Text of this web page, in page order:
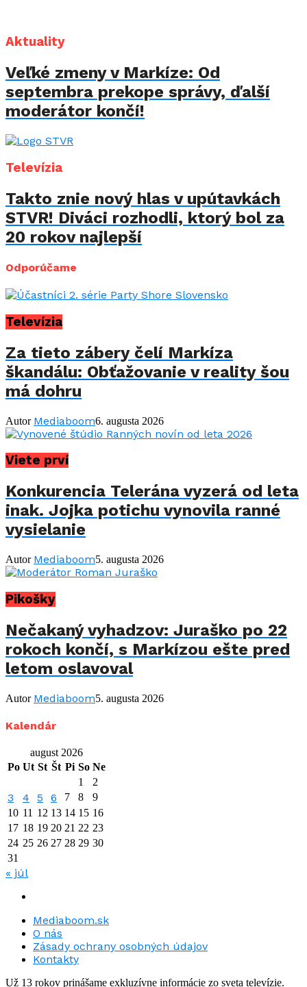
Aktuality
Veľké zmeny v Markíze: Od
septembra prekope správy, ďalší
moderátor končí!
Televízia
Takto znie nový hlas v upútavkách
STVR! Diváci rozhodli, ktorý bol za
20 rokov najlepší
Odporúčame
Televízia
Za tieto zábery čelí Markíza
škandálu: Obťažovanie v reality šou
má dohru
Autor Mediaboom6. augusta 2026
Viete prví
Konkurencia Telerána vyzerá od leta
inak. Jojka potichu vynovila ranné
vysielanie
Autor Mediaboom5. augusta 2026
Pikošky
Nečakaný vyhadzov: Juraško po 22
rokoch končí, s Markízou ešte pred
letom oslavoval
Autor Mediaboom5. augusta 2026
Kalendár
august 2026
Po Ut St Št Pi So Ne
1
2
3 4 5 6 7 8
9
10 11 12 13 14 15 16
17 18 19 20 21 22 23
24 25 26 27 28 29 30
31
« júl
Mediaboom.sk
O nás
Zásady ochrany osobných údajov
Kontakty
Už 13 rokov prinášame exkluzívne informácie zo sveta televízie.